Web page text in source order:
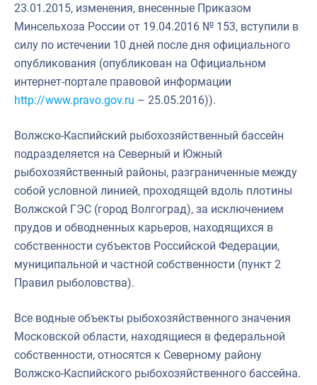
23.01.2015, изменения, внесенные Приказом
Минсельхоза России от 19.04.2016 № 153, вступили в
силу по истечении 10 дней после дня официального
опубликования (опубликован на Официальном
интернет-портале правовой информации
http://www.pravo.gov.ru – 25.05.2016)).
Волжско-Каспийский рыбохозяйственный бассейн
подразделяется на Северный и Южный
рыбохозяйственный районы, разграниченные между
собой условной линией, проходящей вдоль плотины
Волжской ГЭС (город Волгоград), за исключением
прудов и обводненных карьеров, находящихся в
собственности субъектов Российской Федерации,
муниципальной и частной собственности (пункт 2
Правил рыболовства).
Все водные объекты рыбохозяйственного значения
Московской области, находящиеся в федеральной
собственности, относятся к Северному району
Волжско-Каспийского рыбохозяйственного бассейна.